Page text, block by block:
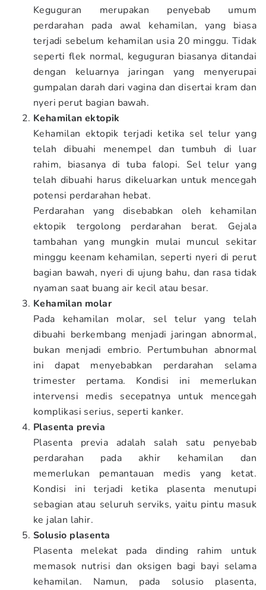
Keguguran merupakan penyebab umum
perdarahan pada awal kehamilan, yang biasa
terjadi sebelum kehamilan usia 20 minggu. Tidak
seperti flek normal, keguguran biasanya ditandai
dengan keluarnya jaringan yang menyerupai
gumpalan darah dari vagina dan disertai kram dan
nyeri perut bagian bawah.
Kehamilan ektopik
Kehamilan ektopik terjadi ketika sel telur yang
telah dibuahi menempel dan tumbuh di luar
rahim, biasanya di tuba falopi. Sel telur yang
telah dibuahi harus dikeluarkan untuk mencegah
potensi perdarahan hebat.
Perdarahan yang disebabkan oleh kehamilan
ektopik tergolong perdarahan berat. Gejala
tambahan yang mungkin mulai muncul sekitar
minggu keenam kehamilan, seperti nyeri di perut
bagian bawah, nyeri di ujung bahu, dan rasa tidak
nyaman saat buang air kecil atau besar.
Kehamilan molar
Pada kehamilan molar, sel telur yang telah
dibuahi berkembang menjadi jaringan abnormal,
bukan menjadi embrio. Pertumbuhan abnormal
ini dapat menyebabkan perdarahan selama
trimester pertama. Kondisi ini memerlukan
intervensi medis secepatnya untuk mencegah
komplikasi serius, seperti kanker.
Plasenta previa
Plasenta previa adalah salah satu penyebab
perdarahan pada akhir kehamilan dan
memerlukan pemantauan medis yang ketat.
Kondisi ini terjadi ketika plasenta menutupi
sebagian atau seluruh serviks, yaitu pintu masuk
ke jalan lahir.
Solusio plasenta
Plasenta melekat pada dinding rahim untuk
memasok nutrisi dan oksigen bagi bayi selama
kehamilan. Namun, pada solusio plasenta,